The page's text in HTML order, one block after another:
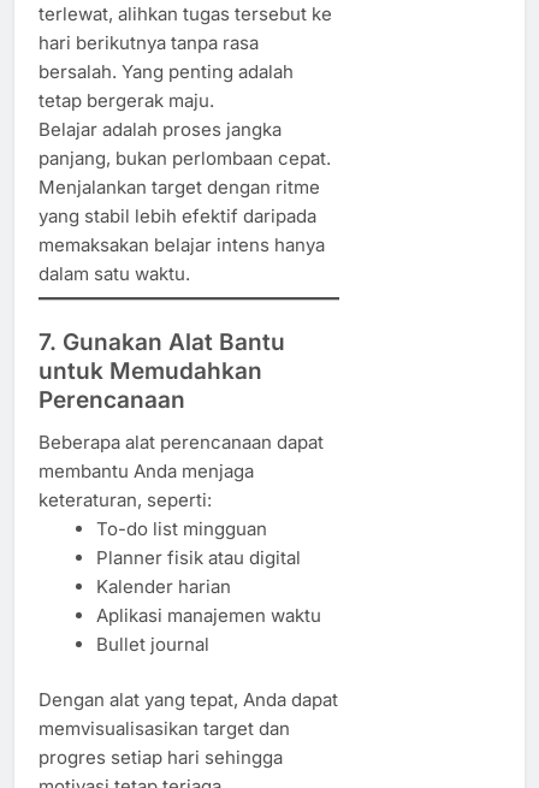
terlewat, alihkan tugas tersebut ke
hari berikutnya tanpa rasa
bersalah. Yang penting adalah
tetap bergerak maju.
Belajar adalah proses jangka
panjang, bukan perlombaan cepat.
Menjalankan target dengan ritme
yang stabil lebih efektif daripada
memaksakan belajar intens hanya
dalam satu waktu.
7. Gunakan Alat Bantu
untuk Memudahkan
Perencanaan
Beberapa alat perencanaan dapat
membantu Anda menjaga
keteraturan, seperti:
To-do list mingguan
Planner fisik atau digital
Kalender harian
Aplikasi manajemen waktu
Bullet journal
Dengan alat yang tepat, Anda dapat
memvisualisasikan target dan
progres setiap hari sehingga